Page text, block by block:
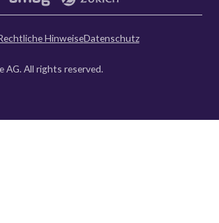
AG. All rights reserved.
HinweiseDatenschutz